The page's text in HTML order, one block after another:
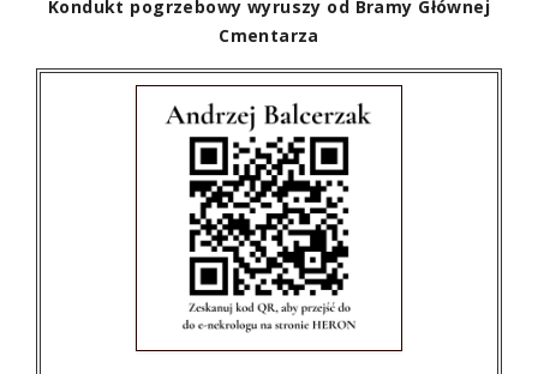
Kondukt pogrzebowy wyruszy od Bramy Głównej
Cmentarza